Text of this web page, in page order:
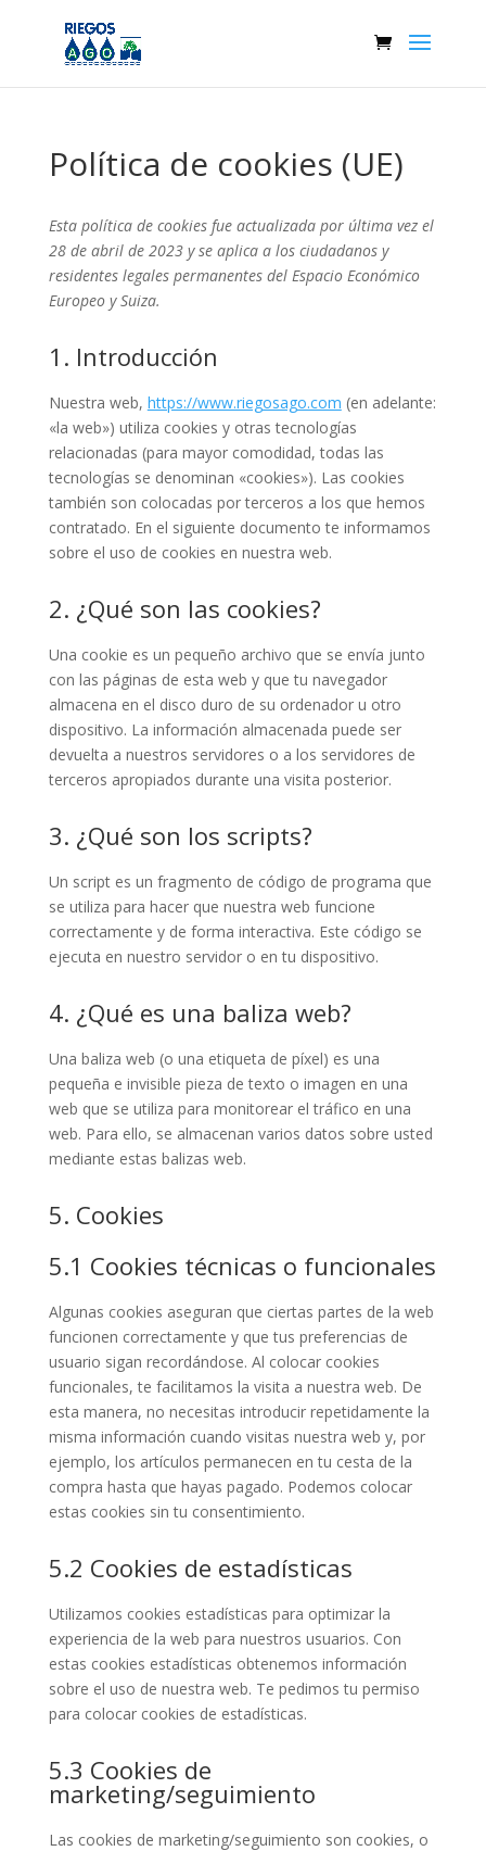
Política de cookies (UE)
Esta política de cookies fue actualizada por última vez el
28 de abril de 2023 y se aplica a los ciudadanos y
residentes legales permanentes del Espacio Económico
Europeo y Suiza.
1. Introducción
Nuestra web, https://www.riegosago.com (en adelante:
«la web») utiliza cookies y otras tecnologías
relacionadas (para mayor comodidad, todas las
tecnologías se denominan «cookies»). Las cookies
también son colocadas por terceros a los que hemos
contratado. En el siguiente documento te informamos
sobre el uso de cookies en nuestra web.
2. ¿Qué son las cookies?
Una cookie es un pequeño archivo que se envía junto
con las páginas de esta web y que tu navegador
almacena en el disco duro de su ordenador u otro
dispositivo. La información almacenada puede ser
devuelta a nuestros servidores o a los servidores de
terceros apropiados durante una visita posterior.
3. ¿Qué son los scripts?
Un script es un fragmento de código de programa que
se utiliza para hacer que nuestra web funcione
correctamente y de forma interactiva. Este código se
ejecuta en nuestro servidor o en tu dispositivo.
4. ¿Qué es una baliza web?
Una baliza web (o una etiqueta de píxel) es una
pequeña e invisible pieza de texto o imagen en una
web que se utiliza para monitorear el tráfico en una
web. Para ello, se almacenan varios datos sobre usted
mediante estas balizas web.
5. Cookies
5.1 Cookies técnicas o funcionales
Algunas cookies aseguran que ciertas partes de la web
funcionen correctamente y que tus preferencias de
usuario sigan recordándose. Al colocar cookies
funcionales, te facilitamos la visita a nuestra web. De
esta manera, no necesitas introducir repetidamente la
misma información cuando visitas nuestra web y, por
ejemplo, los artículos permanecen en tu cesta de la
compra hasta que hayas pagado. Podemos colocar
estas cookies sin tu consentimiento.
5.2 Cookies de estadísticas
Utilizamos cookies estadísticas para optimizar la
experiencia de la web para nuestros usuarios. Con
estas cookies estadísticas obtenemos información
sobre el uso de nuestra web. Te pedimos tu permiso
para colocar cookies de estadísticas.
5.3 Cookies de
marketing/seguimiento
Las cookies de marketing/seguimiento son cookies, o